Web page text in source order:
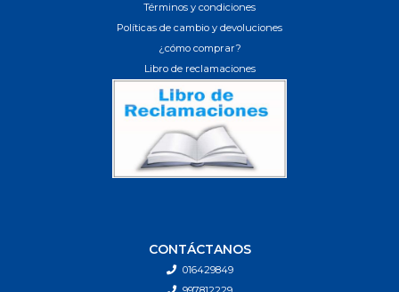
Términos y condiciones
Políticas de cambio y devoluciones
¿cómo comprar?
Libro de reclamaciones
CONTÁCTANOS
016429849